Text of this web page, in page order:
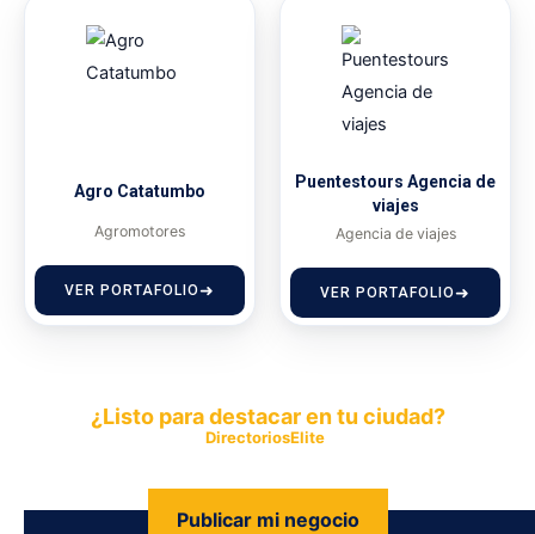
Agro Catatumbo
Agromotores
VER PORTAFOLIO
Puentestours Agencia de
viajes
Agencia de viajes
VER PORTAFOLIO
¿Listo para destacar en tu ciudad?
DirectoriosElite
Publicar mi negocio